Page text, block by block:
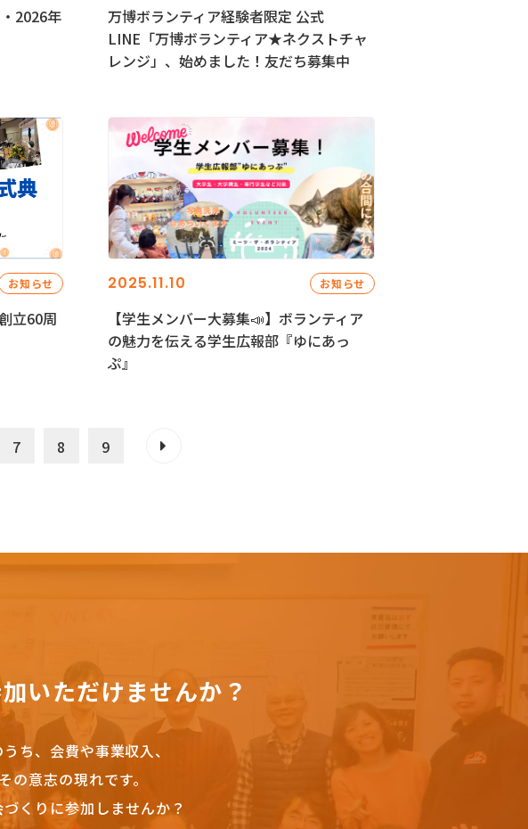
2026年
万博ボランティア経験者限定 公式
LINE「万博ボランティア★ネクストチャ
レンジ」、始めました！友だち募集中
お知らせ
立60周
2025.11.10 お知らせ
【学生メンバー大募集📣】ボランティア
の魅力を伝える学生広報部『ゆにあっ
ぷ』
7 8 9
いただけませんか？
ち、会費や事業収入、
意志の現れです。
くりに参加しませんか？